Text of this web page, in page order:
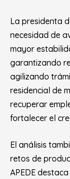
La presidenta
necesidad de
mayor
garantizando
agilizando
residencial de
recuperar
fortalecer el
El análisis
retos de
APEDE